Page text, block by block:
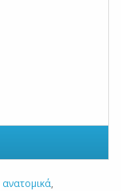
ανατομικά,